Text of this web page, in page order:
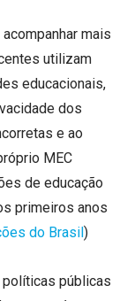
mais
utilizam
educacionais,
dos
e ao
MEC
de educação
primeiros anos
do Brasil)
políticas públicas